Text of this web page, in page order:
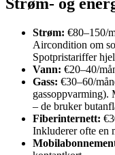
Strøm- og
Strøm: €80–150/
Aircondition om
Spotpristariffer
Vann: €20–40/
Gass: €30–60/
gassoppvarming).
– de bruker
Fiberinternett:
Inkluderer ofte en